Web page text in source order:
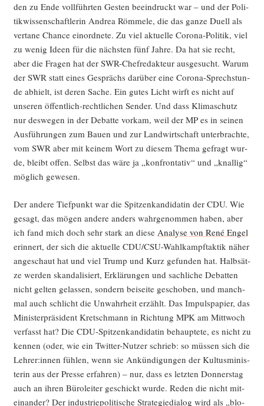
den zu Ende voll­führ­ten Ges­ten beein­druckt war – und der Poli­
tik­wis­sen­schaft­le­rin Andrea Röm­me­le, die das gan­ze Duell als
ver­ta­ne Chan­ce ein­ord­ne­te. Zu viel aktu­el­le Coro­na-Poli­tik, viel
zu wenig Ideen für die nächs­ten fünf Jah­re. Da hat sie recht,
aber die Fra­gen hat der SWR-Chef­re­dak­teur aus­ge­sucht. War­um
der SWR statt eines Gesprächs dar­über eine Coro­na-Sprech­stun­
de abhielt, ist deren Sache. Ein gutes Licht wirft es nicht auf
unse­ren öffent­lich-recht­li­chen Sen­der. Und dass Kli­ma­schutz
nur des­we­gen in der Debat­te vor­kam, weil der MP es in sei­nen
Aus­füh­run­gen zum Bau­en und zur Land­wirt­schaft unter­brach­te,
vom SWR aber mit kei­nem Wort zu die­sem The­ma gefragt wur­
de, bleibt offen. Selbst das wäre ja „kon­fron­ta­tiv“ und „knal­lig“
mög­lich gewesen.
Der ande­re Tief­punkt war die Spit­zen­kan­di­da­tin der CDU. Wie
gesagt, das mögen ande­re anders wahr­ge­nom­men haben, aber
ich fand mich doch sehr stark an die­se Ana­ly­se von René Engel
erin­nert, der sich die aktu­el­le CDU/C­SU-Wahl­kampf­tak­tik näher
ange­schaut hat und viel Trump und Kurz gefun­den hat. Halb­sät­
ze wer­den skan­da­li­siert, Erklä­run­gen und sach­li­che Debat­ten
nicht gel­ten gelas­sen, son­dern bei­sei­te gescho­ben, und manch­
mal auch schlicht die Unwahr­heit erzählt. Das Impuls­pa­pier, das
Minis­ter­prä­si­dent Kret­sch­mann in Rich­tung MPK am Mitt­woch
ver­fasst hat? Die CDU-Spit­zen­kan­di­da­tin behaup­te­te, es nicht zu
ken­nen (oder, wie ein Twit­ter-Nut­zer schrieb: so müs­sen sich die
Lehrer:innen füh­len, wenn sie Ankün­di­gun­gen der Kul­tus­mi­nis­
te­rin aus der Pres­se erfah­ren) – nur, dass es letz­ten Don­ners­tag
auch an ihren Büro­lei­ter geschickt wur­de. Reden die nicht mit­
ein­an­der? Der indus­trie­po­li­ti­sche Stra­te­gie­dia­log wird als „blo­